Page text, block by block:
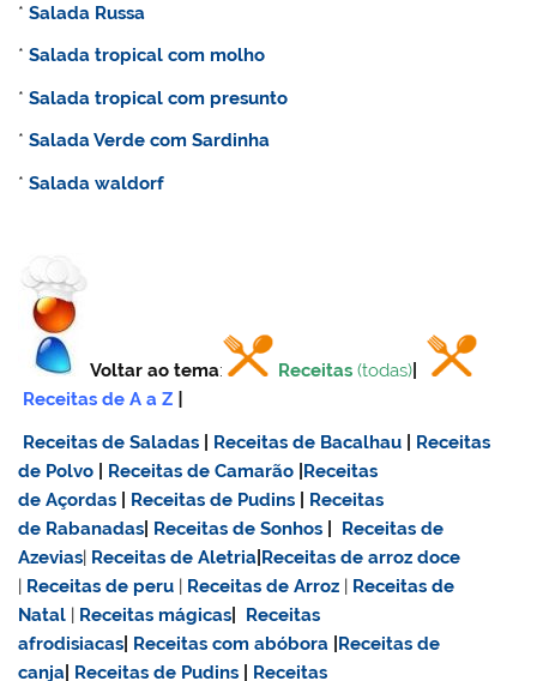
*Salada Russa
*Salada tropical com molho
*Salada tropical com presunto
*Salada Verde com Sardinha
*Salada waldorf
Voltar ao tema: Receitas (todas)
Receitas de A a Z
Receitas de Saladas
Receitas de Bacalhau
Receitas
de Polvo
Receitas de Camarão Receitas
de Açordas
Receitas de Pudins
Receitas
de Rabanadas Receitas de Sonhos
Receitas de
Azevias| Receitas de Aletria Receitas dearroz doce
| Receitas de peru | Receitas de Arroz | Receitas de
Natal | Receitas mágicas
Receitas
afrodisiacas Receitas com abóbora Receitas de
canja Receitas de Pudins Receitas